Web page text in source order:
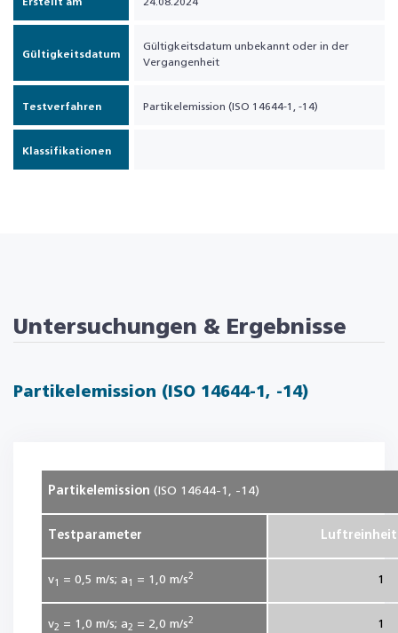
Gültigkeitsdatum
Gültigkeitsdatum unbekannt oder in der
Vergangenheit
Testverfahren Partikelemission (ISO 14644-1, -14)
Klassifikationen
Untersuchungen & Ergebnisse
Partikelemission (ISO 14644-1, -14)
Partikelemission(ISO 14644-1, -14)
Testparameter
v1 = 0,5m/s; a 1 = 1,0m/s2 1
v2 = 1,0m/s; a2 = 2,0m/s2 1